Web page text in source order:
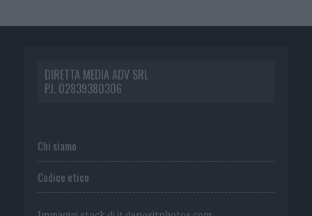
DIRETTA MEDIA ADV SRL
P.I. 02839380306
Chi siamo
Codice etico